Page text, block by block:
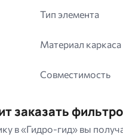
Тип элемента
Материал каркаса
Совместимость
заказать
в «Гидро-гид» вы